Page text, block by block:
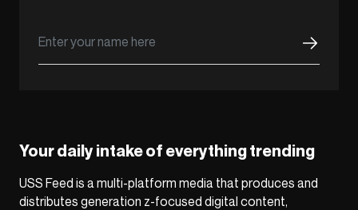
Your daily intake of everything trending
USS Feed is a multi-platform media that produces and
distributes generation z-focused digital content,